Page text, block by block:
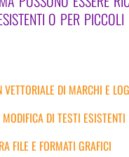
O PER
VETTORIALE DI MARCHI E
DI TESTI ESISTENTI
FILE E FORMATI GRAFICI